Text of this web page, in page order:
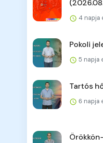
4 napja
Pokoli
5 napja
Tartós
6 napja